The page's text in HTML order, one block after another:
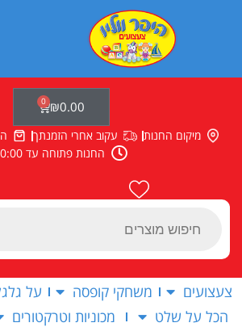
Products
₪0.00
0
עגלת
קניות
מיקום החנות עקוב אחרי הזמנתך
החנות פתוחה עד 20:00
צעצועים משחקי קופסה על
הכל על שלט
מכוניות וטרקטורים